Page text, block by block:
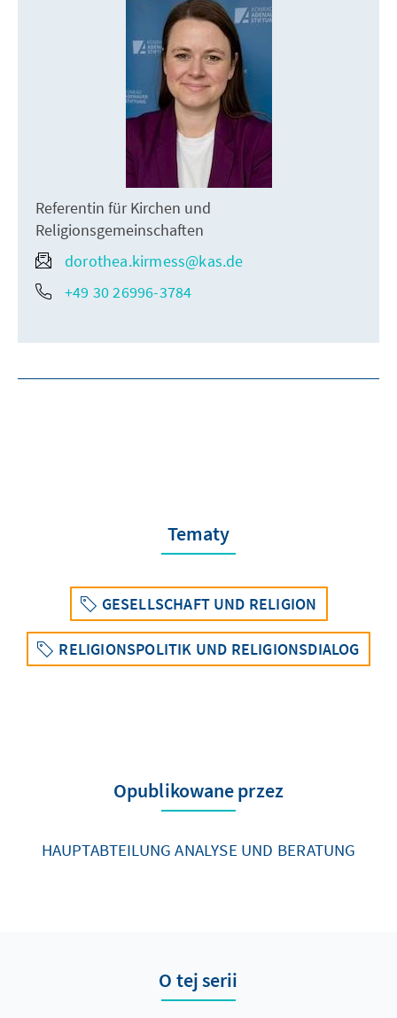
Referentin für Kirchen und
Religionsgemeinschaften
dorothea.kirmess@kas.de
+49 30 26996-3784
Tematy
GESELLSCHAFT UND RELIGION
RELIGIONSPOLITIK UND RELIGIONSDIALOG
Opublikowane przez
HAUPTABTEILUNG ANALYSE UND BERATUNG
O tej serii